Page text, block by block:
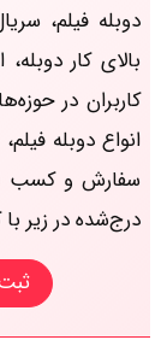
دوبله فیلم،
بالای کار
کاربران در
انواع دوبله
سفارش و کسب
درج‌شده در زیر